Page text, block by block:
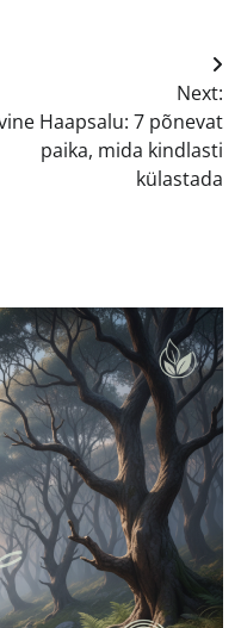
Next:
Haapsalu: 7 põnevat
paika, mida kindlasti
külastada